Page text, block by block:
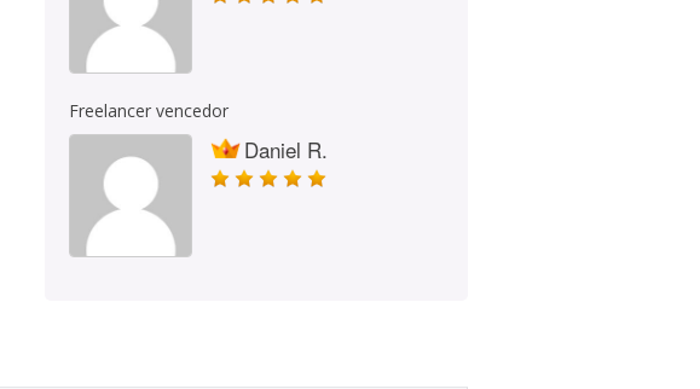
Freelancer vencedor
Daniel R.